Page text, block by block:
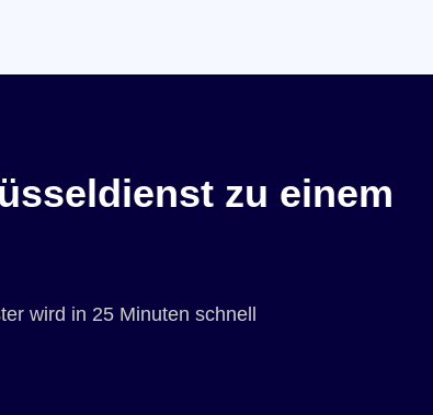
zu einem
wird in 25 Minuten schnell